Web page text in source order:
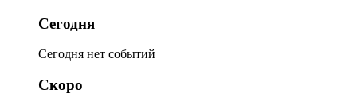
Сегодня
Сегодня нет событий
Скоро